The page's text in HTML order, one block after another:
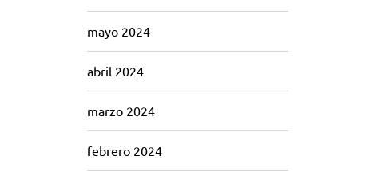
mayo 2024
abril 2024
marzo 2024
febrero 2024